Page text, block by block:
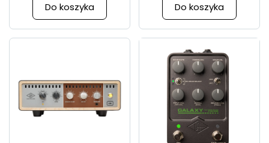
Do koszyka Do koszyka